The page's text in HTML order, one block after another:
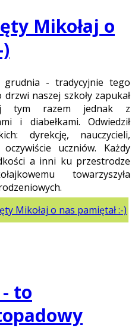
Mikołaj o
grudnia - tradycyjnie tego
drzwi naszej szkoły zapukał
tym razem jednak z
i diabełkami. Odwiedził
dyrekcję, nauczycieli,
uczniów. Każdy
a inni ku przestrodze
towarzyszyła
Mikołaj o nas pamiętał :-)
to